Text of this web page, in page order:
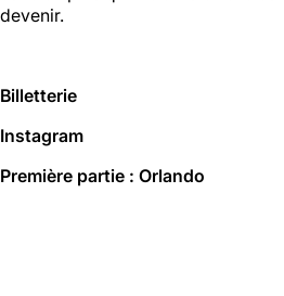
Dim : 15h00 - 22h00
Lun, Mar : Fermé
Nous suivre
devenir.
Billetterie
Instagram
Première partie : Orlando